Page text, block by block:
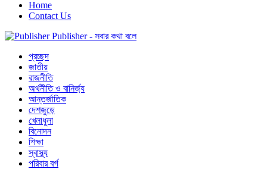
Home
Contact Us
Publisher - সবার কথা বলে
প্রচ্ছদ
জাতীয়
রাজনীতি
অর্থনীতি ও বানির্জ্য
আন্তর্জাতিক
দেশজুড়ে
খেলাধুলা
বিনোদন
শিক্ষা
স্বাস্থ্য
পরিবার বর্গ